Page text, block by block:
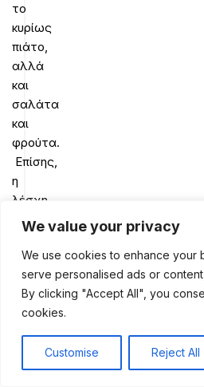
We value your privacy
We use cookies to enhance your
serve personalised ads or
By clicking "Accept All", you
cookies.
Customise Reject All
το
κυρίως
πιάτο,
αλλά
και
σαλάτα
και
φρούτα.
Επίσης,
η
λέσχη
είναι
καταπληκτική
ευκαιρία
για
να
γνωρίσετε
κόσμο
0